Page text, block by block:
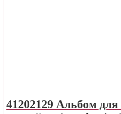
41202129 Альбом для